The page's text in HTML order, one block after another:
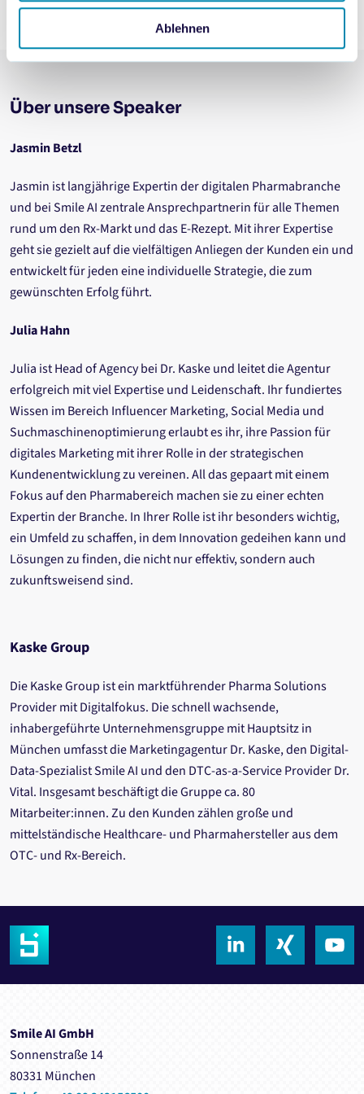
Ablehnen
Über unsere Speaker
Jasmin Betzl
Jasmin ist langjährige Expertin der digitalen Pharmabranche
und bei Smile AI zentrale Ansprechpartnerin für alle Themen
rund um den Rx-Markt und das E-Rezept. Mit ihrer Expertise
geht sie gezielt auf die vielfältigen Anliegen der Kunden ein und
entwickelt für jeden eine individuelle Strategie, die zum
gewünschten Erfolg führt.
Julia Hahn
Julia ist Head of Agency bei Dr. Kaske und leitet die Agentur
erfolgreich mit viel Expertise und Leidenschaft. Ihr fundiertes
Wissen im Bereich Influencer Marketing, Social Media und
Suchmaschinenoptimierung erlaubt es ihr, ihre Passion für
digitales Marketing mit ihrer Rolle in der strategischen
Kundenentwicklung zu vereinen. All das gepaart mit einem
Fokus auf den Pharmabereich machen sie zu einer echten
Expertin der Branche. In Ihrer Rolle ist ihr besonders wichtig,
ein Umfeld zu schaffen, in dem Innovation gedeihen kann und
Lösungen zu finden, die nicht nur effektiv, sondern auch
zukunftsweisend sind.
Kaske Group
Die Kaske Group ist ein marktführender Pharma Solutions
Provider mit Digitalfokus. Die schnell wachsende,
inhabergeführte Unternehmensgruppe mit Hauptsitz in
München umfasst die Marketingagentur Dr. Kaske, den Digital-
Data-Spezialist Smile AI und den DTC-as-a-Service Provider Dr.
Vital. Insgesamt beschäftigt die Gruppe ca. 80
Mitarbeiter:innen. Zu den Kunden zählen große und
mittelständische Healthcare- und Pharmahersteller aus dem
OTC- und Rx-Bereich.
Smile AI GmbH
Sonnenstraße 14
80331 München